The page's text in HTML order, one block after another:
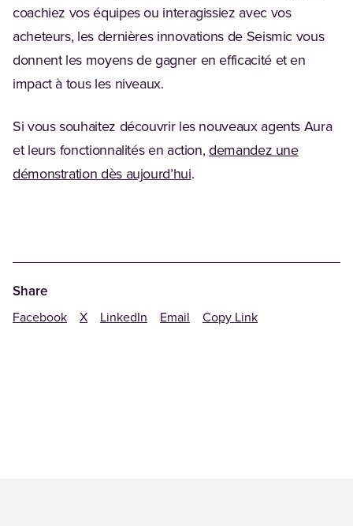
coachiez vos équipes ou interagissiez avec vos
acheteurs, les dernières innovations de Seismic vous
donnent les moyens de gagner en efficacité et en
impact à tous les niveaux.
Si vous souhaitez découvrir les nouveaux agents Aura
et leurs fonctionnalités en action,demandez une
démonstration dès aujourd’hui.
Share
Facebook X LinkedIn Email Copy Link